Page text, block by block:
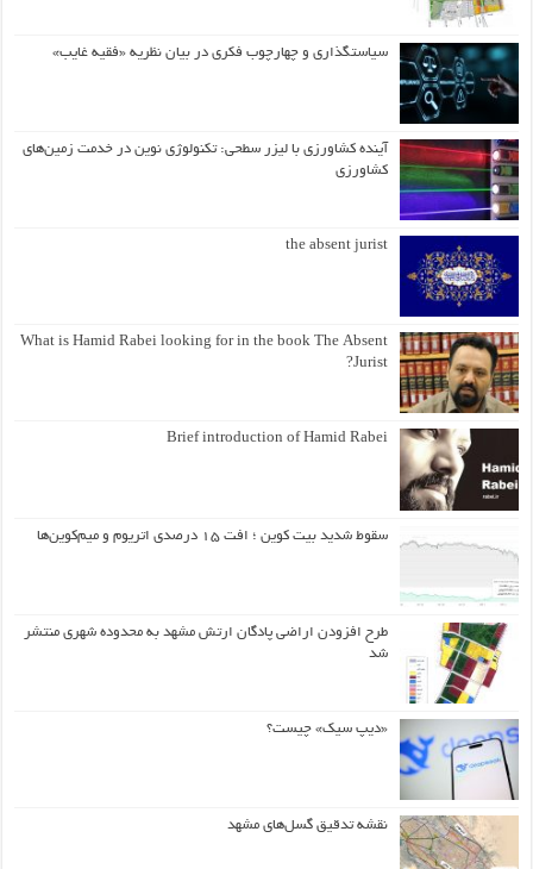
سیاستگذاری و چهارچوب فکری در بیان نظریه «فقیه غایب»
آینده کشاورزی با لیزر سطحی: تکنولوژی نوین در خدمت زمین‌های
کشاورزی
the absent jurist
What is Hamid Rabei looking for in the book The Absent
Jurist?
Brief introduction of Hamid Rabei
سقوط شدید بیت کوین ؛ افت ۱۵ درصدی اتریوم و میم‌کوین‌ها
طرح افزودن اراضی پادگان ارتش مشهد به محدوده شهری منتشر
شد
«دیپ سیک» چیست؟
نقشه تدقیق گسل‌های مشهد